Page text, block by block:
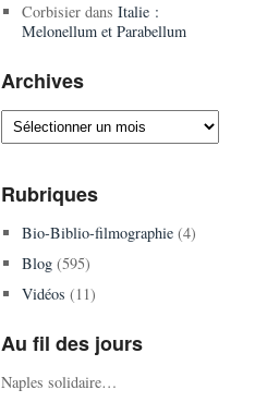
Corbisierdans Italie :
Melonellum et Parabellum
Archives
Archives
Rubriques
Bio-Biblio-filmographie(4)
Blog(595)
Vidéos (11)
Au fil des jours
Naples solidaire…